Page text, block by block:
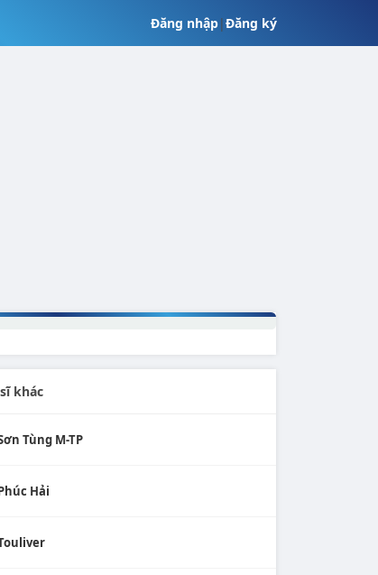
Đăng nhập|Đăng ký
khác
Tùng M-TP
Hải